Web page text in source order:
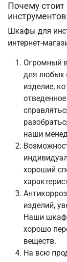
Почему
Шкафы для
интернет-
Огромный
для любых
изделие,
наши
хороший
изделий,
Наши
хорошо
веществ.
На всю